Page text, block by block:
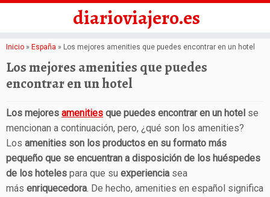
Saltar
al
diarioviajero.es
Inicio » España » Los mejores amenities que puedes encontrar en un hotel
Los mejores amenities que puedes
encontrar en un hotel
Los mejores amenities que puedes encontrar en un hotel se
mencionan a continuación, pero, ¿qué son los amenities?
Los amenities son los productos en su formato más
pequeño que se encuentran a disposición de los huéspedes
de los hoteles para que su experiencia sea
más enriquecedora. De hecho, amenities en español significa